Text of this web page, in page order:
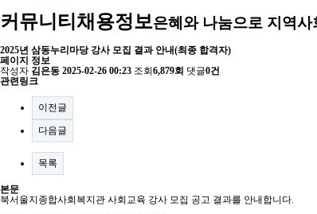
커뮤니티 채용정보은혜와 나눔으로 지역
2025년 삼동누리마당 강사 모집 결과 안내(최종 합격자)
페이지 정보
작성자 김은동 2025-02-26 00:23 조회 6,879회 댓글0건
관련링크
이전글
다음글
목록
본문
북서울지종합사회복지관 사회교육 강사 모집 공고 결과를 안내합니다.